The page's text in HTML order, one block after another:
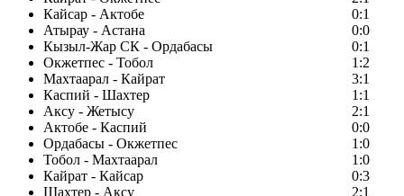
Кайсар - Актобе
0:1
Атырау - Астана
0:0
Кызыл-Жар СК - Ордабасы
0:1
Окжетпес - Тобол
1:2
Махтаарал - Кайрат
3:1
Каспий - Шахтер
1:1
Аксу - Жетысу
2:1
Актобе - Каспий
0:0
Ордабасы - Окжетпес
1:0
Тобол - Махтаарал
1:0
Кайрат - Кайсар
0:3
Шахтер - Аксу
2:1